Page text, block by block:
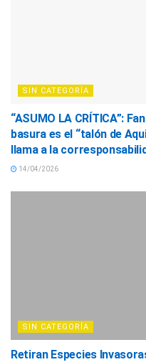
SIN CATEGORÍA
“ASUMO LA CRÍTICA”:
basura es el “talón de
llama a la
14/04/2026
SIN CATEGORÍA
Retiran Especies